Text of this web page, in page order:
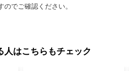
のでご確認ください。
人はこちらもチェック